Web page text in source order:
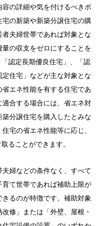
の詳細や気を付けるべきポ
の新築や新築分譲住宅の購
夫婦世帯であれば対象とな
の収支をゼロにすることを
認定長期優良住宅」、「認
住宅」などが主な対象とな
エネ性能を有する住宅であ
合する場合には、省エネ対
分譲住宅を購入したとみな
宅の省エネ性能等に応じ、
ることができます。
婦などの条件なく、すべて
て世帯であれば補助上限が
るのが特徴です。補助対象
修」または「外壁、屋根・